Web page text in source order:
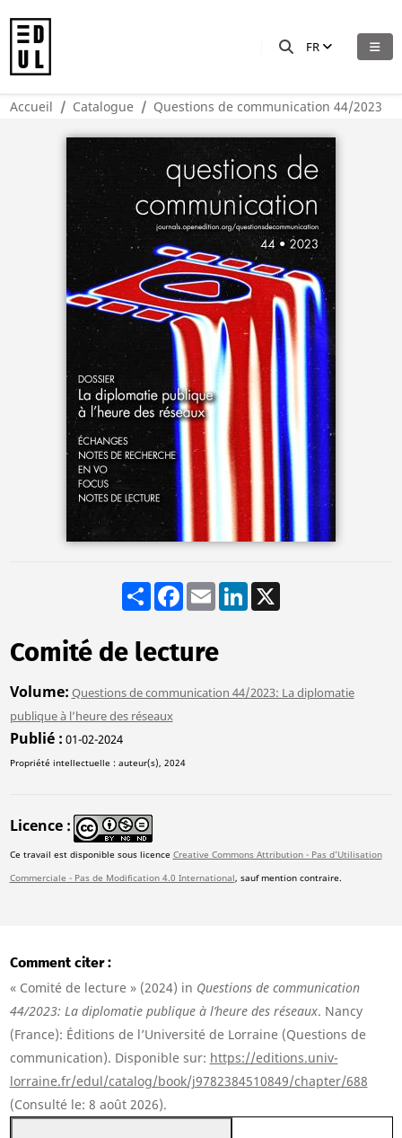
FR
Accueil Catalogue Questions de communication 44/2023
Share Facebook
Email LinkedIn
Comité de lecture
Volume Questions de communication 44/2023: La diplomatie
publique à l’heure des réseaux
Publié 01-02-2024
Propriété intellectuelle : auteur(s), 2024
Licence
Ce travail est disponible sous licence Creative Commons Attribution - Pas d'Utilisation
Commerciale - Pas de Modification 4.0 International, sauf mention contraire.
Comment citer
« Comité de lecture » (2024) in Questions de communication
44/2023: La diplomatie publique à l’heure des réseaux. Nancy
(France): Éditions de l’Université de Lorraine (Questions de
communication). Disponible sur: https://editions.univ-
lorraine.fr/edul/catalog/book/j9782384510849/chapter/688
(Consulté le: 8 août 2026).